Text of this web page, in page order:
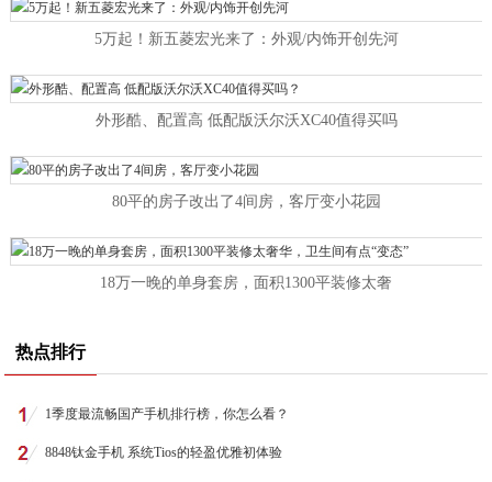
5万起！新五菱宏光来了：外观/内饰开创先河
外形酷、配置高 低配版沃尔沃XC40值得买吗
80平的房子改出了4间房，客厅变小花园
18万一晚的单身套房，面积1300平装修太奢
热点排行
1季度最流畅国产手机排行榜，你怎么看？
8848钛金手机 系统Tios的轻盈优雅初体验